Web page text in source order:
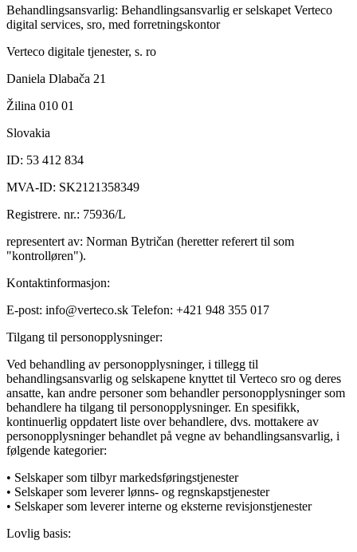
Behandlingsansvarlig: Behandlingsansvarlig er selskapet Verteco
digital services, sro, med forretningskontor
Verteco digitale tjenester, s. ro
Daniela Dlabača 21
Žilina 010 01
Slovakia
ID: 53 412 834
MVA-ID: SK2121358349
Registrere. nr.: 75936/L
representert av: Norman Bytričan (heretter referert til som
"kontrolløren").
Kontaktinformasjon:
E-post: info@verteco.sk Telefon: +421 948 355 017
Tilgang til personopplysninger:
Ved behandling av personopplysninger, i tillegg til
behandlingsansvarlig og selskapene knyttet til Verteco sro og deres
ansatte, kan andre personer som behandler personopplysninger som
behandlere ha tilgang til personopplysninger. En spesifikk,
kontinuerlig oppdatert liste over behandlere, dvs. mottakere av
personopplysninger behandlet på vegne av behandlingsansvarlig, i
følgende kategorier:
• Selskaper som tilbyr markedsføringstjenester
• Selskaper som leverer lønns- og regnskapstjenester
• Selskaper som leverer interne og eksterne revisjonstjenester
Lovlig basis: